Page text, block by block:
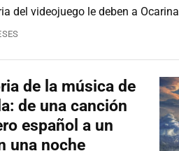
del videojuego le deben a
de la música de
de una canción
español a un
una noche